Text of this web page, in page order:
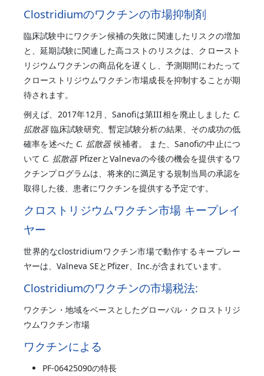
Clostridiumのワクチンの市場抑制剤
臨床試験中にワクチン候補の失敗に関連したリスクの増加
と、延期試験に関連した高コストのリスクは、クロースト
リジウムワクチンの商品化を遅くし、予測期間にわたって
クローストリジウムワクチン市場成長を抑制することが期
待されます。
例えば、2017年12月、Sanofiは第III相を廃止しました C.
拡散器臨床試験研究、暫定試験分析の結果、その成功の低
確率を述べた C. 拡散器候補者。 また、Sanofiの中止につ
いて C. 拡散器PfizerとValnevaの今後の機会を提供するワ
クチンプログラムは、将来的に満足する規制当局の承認を
取得した後、患者にワクチンを提供する予定です。
クロストリジウムワクチン市場 キープレイ
ヤー
世界的なclostridiumワクチン市場で動作するキープレー
ヤーは、Valneva SEとPfizer、Inc.が含まれています。
Clostridiumのワクチンの市場税法:
ワクチン・地域をベースとしたグローバル・クロストリジ
ウムワクチン市場
ワクチンによる
PF-06425090の特長